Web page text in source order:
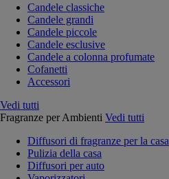
Candele classiche
Candele grandi
Candele piccole
Candele esclusive
Candele a colonna profumate
Cofanetti
Accessori
Vedi tutti
Fragranze per Ambienti Vedi tutti
Diffusori di fragranze per la casa
Pulizia della casa
Diffusori per auto